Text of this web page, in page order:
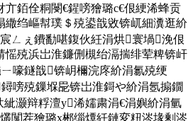
銆佺粡閿€鍟嗙獪璐с€佷綆浠蜂贡
繖绉嶇幇璞＄殑鍙戠敓锛屼細瀵逛紒
ㄥぇ鐨勫啿鍑伙紝涓烘寰堝浼佷
愮殑浜岀淮鐮侀槻绐滆揣绯荤粺锛屽
嚎鐩戠锛岄檷浣庝紒涓氱殑绠
嗙殑鏁堢巼锛岀淮鎶や紒涓氬搧鐗
紪灏辩粰澶у浠嬬粛涓€涓嬩紒涓氫
闃茬獪璐х郴缁燂紝鏈変粈涔堟剰涔